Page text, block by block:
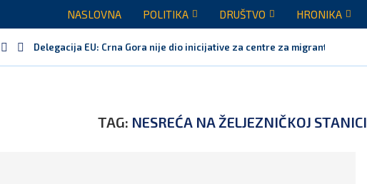
NASLOVNA POLITIKA DRUŠTVO HRONIKA
Delegacija EU: Crna Gora nije dio inicijative za centre za migrante,...
TAG: NESREĆA NA ŽELJEZNIČKOJ STANICI